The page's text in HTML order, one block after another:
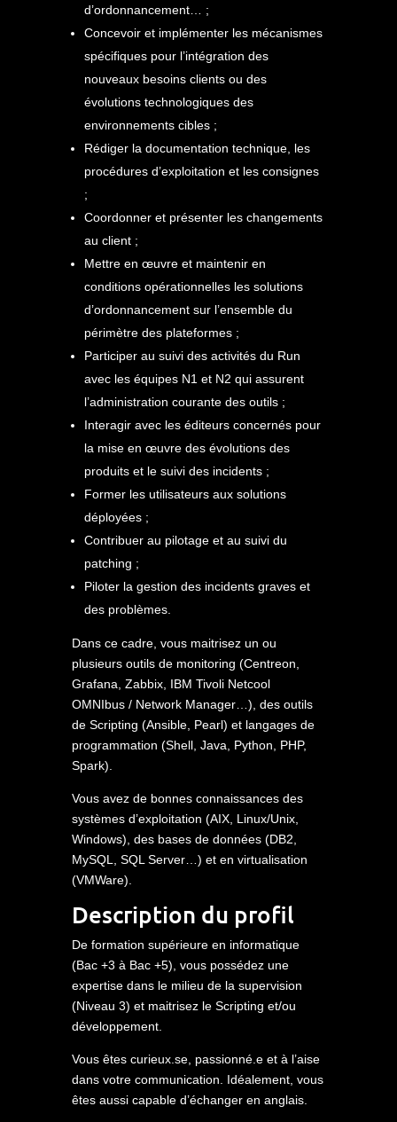
d’ordonnancement… ;
Concevoir et implémenter les mécanismes
spécifiques pour l’intégration des
nouveaux besoins clients ou des
évolutions technologiques des
environnements cibles ;
Rédiger la documentation technique, les
procédures d’exploitation et les consignes
;
Coordonner et présenter les changements
au client ;
Mettre en œuvre et maintenir en
conditions opérationnelles les solutions
d’ordonnancement sur l’ensemble du
périmètre des plateformes ;
Participer au suivi des activités du Run
avec les équipes N1 et N2 qui assurent
l’administration courante des outils ;
Interagir avec les éditeurs concernés pour
la mise en œuvre des évolutions des
produits et le suivi des incidents ;
Former les utilisateurs aux solutions
déployées ;
Contribuer au pilotage et au suivi du
patching ;
Piloter la gestion des incidents graves et
des problèmes.
Dans ce cadre, vous maitrisez un ou
plusieurs outils de monitoring (Centreon,
Grafana, Zabbix, IBM Tivoli Netcool
OMNIbus / Network Manager…), des outils
de Scripting (Ansible, Pearl) et langages de
programmation (Shell, Java, Python, PHP,
Spark).
Vous avez de bonnes connaissances des
systèmes d’exploitation (AIX, Linux/Unix,
Windows), des bases de données (DB2,
MySQL, SQL Server…) et en virtualisation
(VMWare).
Description du profil
De formation supérieure en informatique
(Bac +3 à Bac +5), vous possédez une
expertise dans le milieu de la supervision
(Niveau 3) et maitrisez le Scripting et/ou
développement.
Vous êtes curieux.se, passionné.e et à l’aise
dans votre communication. Idéalement, vous
êtes aussi capable d’échanger en anglais.